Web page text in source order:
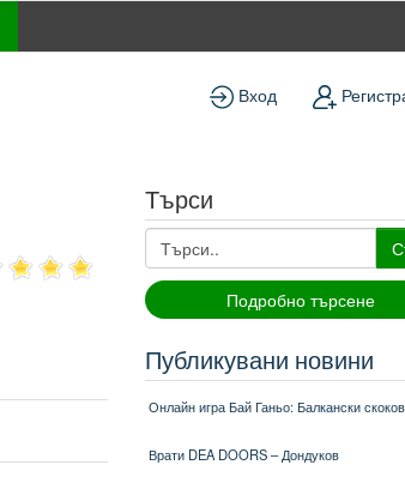
Вход
Търси
Подробно търсене
Публикувани новини
Онлайн игра Бай Ганьо: Балкански
Врати DEA DOORS – Дондуков